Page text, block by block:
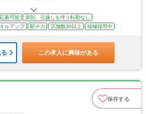
募可能
原則、引越しを伴う転勤なし
ルアップ 駅チカ 店舗数30以上 積極採用中
この求人に興味がある
保存する